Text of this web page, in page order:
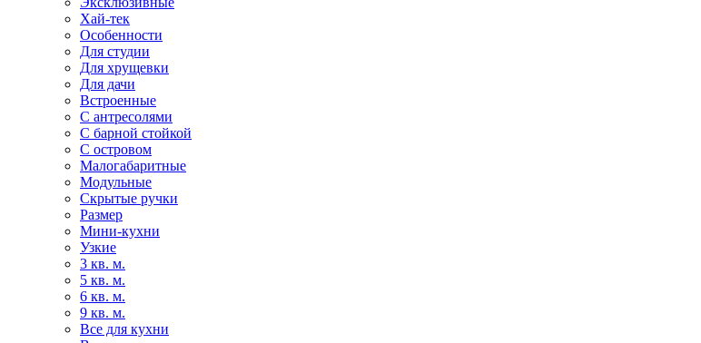
Хай-тек
Особенности
Для студии
Для хрущевки
Для дачи
Встроенные
С антресолями
С барной стойкой
С островом
Малогабаритные
Модульные
Скрытые ручки
Размер
Мини-кухни
Узкие
3 кв. м.
5 кв. м.
6 кв. м.
9 кв. м.
Все для кухни